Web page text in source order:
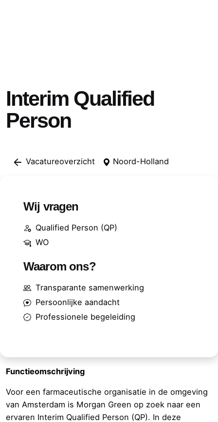
Interim Qualified
Person
Vacatureoverzicht Noord-Holland
Wij vragen
Qualified Person (QP)
WO
Waarom ons?
Transparante samenwerking
Persoonlijke aandacht
Professionele begeleiding
Functieomschrijving
Voor een farmaceutische organisatie in de omgeving
van Amsterdam is Morgan Green op zoek naar een
ervaren Interim Qualified Person (QP). In deze